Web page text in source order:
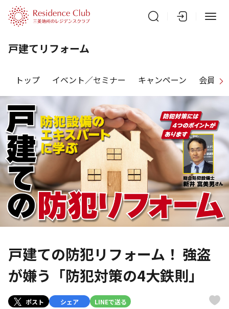
戸建てリフォーム
トップ イベント／セミナー キャンペーン 会員特
戸建ての防犯リフォーム！ 強盗
が嫌う「防犯対策の4大鉄則」
ポスト シェア LINEで送る